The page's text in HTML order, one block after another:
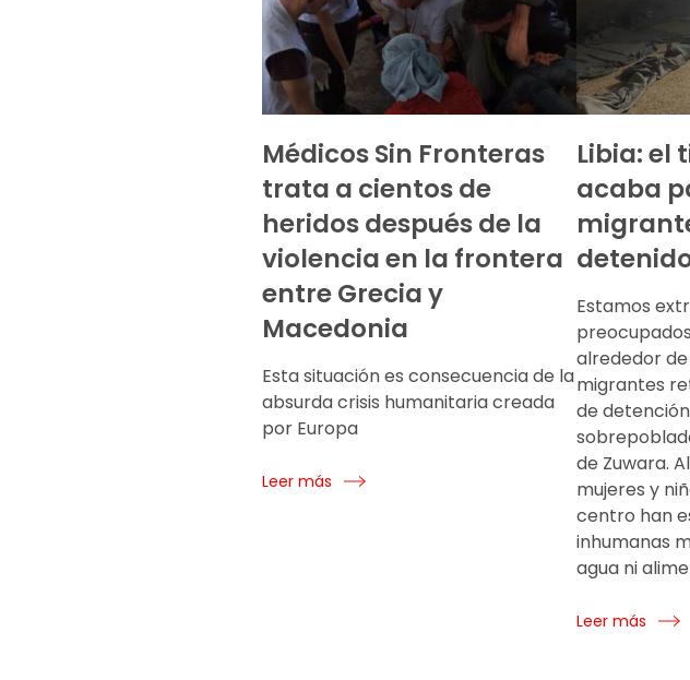
Médicos Sin Fronteras
trata a cientos de
heridos después de la
violencia en la frontera
entre Grecia y
Macedonia
Esta situación es consecuencia de la
absurda crisis humanitaria creada
por Europa
Leer más
Libia: el
acaba
Estamos
alrededor
migrantes
de
de Zuwara.
mujeres y
centro han
inhumanas
agua ni
Leer más